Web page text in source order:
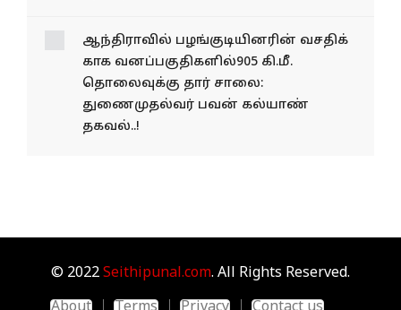
ஆந்திராவில் பழங்​குடி​யினரின் வசதிக்​
காக வனப்​பகு​தி​களில்905 கி.மீ.
தொலைவுக்கு தார் சாலை:
துணைமுதல்வர் பவன் கல்யாண்
தகவல்..!
© 2022 Seithipunal.com. All Rights Reserved.